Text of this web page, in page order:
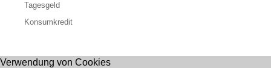
Tagesgeld
Konsumkredit
Verwendung von Cookies